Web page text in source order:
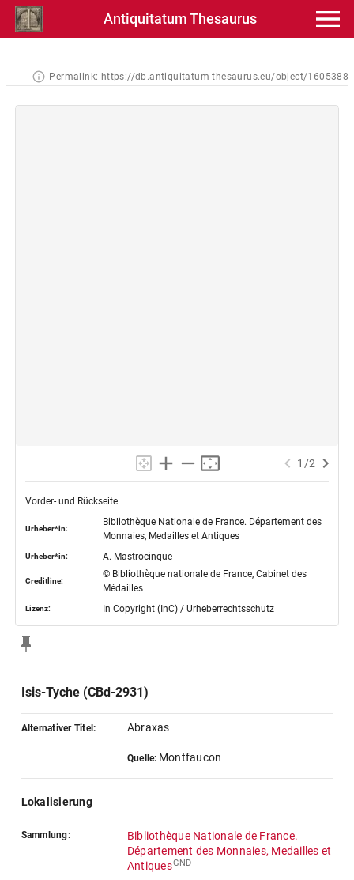
Antiquitatum Thesaurus
Permalink: https://db.antiquitatum-thesaurus.eu/object/1605388
1 /2
Vorder- und Rückseite
Urheber*in:
Bibliothèque Nationale de France. Département des
Monnaies, Medailles et Antiques
Urheber*in: A. Mastrocinque
Creditline:
© Bibliothèque nationale de France, Cabinet des
Médailles
Lizenz: In Copyright (InC) / Urheberrechtsschutz
Isis-Tyche (CBd-2931)
Alternativer Titel: Abraxas
Quelle: Montfaucon
Lokalisierung
Sammlung:
Bibliothèque Nationale de France.
Département des Monnaies, Medailles et
AntiquesGND